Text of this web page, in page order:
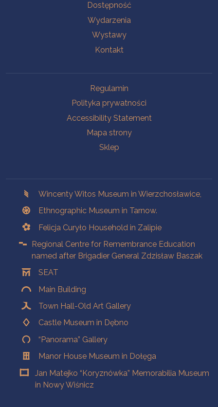
Dostępność
Wydarzenia
Wystawy
Kontakt
Regulamin
Polityka prywatności
Accessibility Statement
Mapa strony
Sklep
Wincenty Witos Museum in Wierzchosławice,
Ethnographic Museum in Tarnow.
Felicja Curyło Household in Zalipie
Regional Centre for Remembrance Education
named after Brigadier General Zdzisław Baszak
SEAT
Main Building
Town Hall-Old Art Gallery
Castle Museum in Dębno
“Panorama” Gallery
Manor House Museum in Dołęga
Jan Matejko “Koryznówka” Memorabilia Museum
in Nowy Wiśnicz